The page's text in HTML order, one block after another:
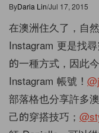
ByDaria Lin/Jul 17, 2015
在澳洲住久了，自
Instagram 更是找
的一種方式，因此
Instagram 帳號！
部落格也分享許多
己的穿搭技巧；